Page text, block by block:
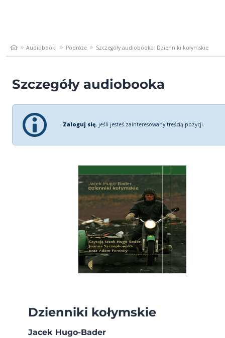
Audiobooki Podróże Szczegóły audiobooka: Dzienniki kołymskie
Szczegóły audiobooka
Zaloguj się, jeśli jesteś zainteresowany treścią pozycji.
Dzienniki kołymskie
Jacek Hugo-Bader